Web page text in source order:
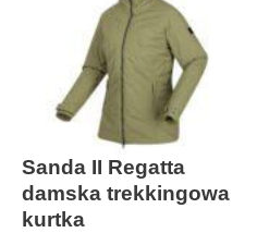
Sanda II Regatta
damska trekkingowa
kurtka